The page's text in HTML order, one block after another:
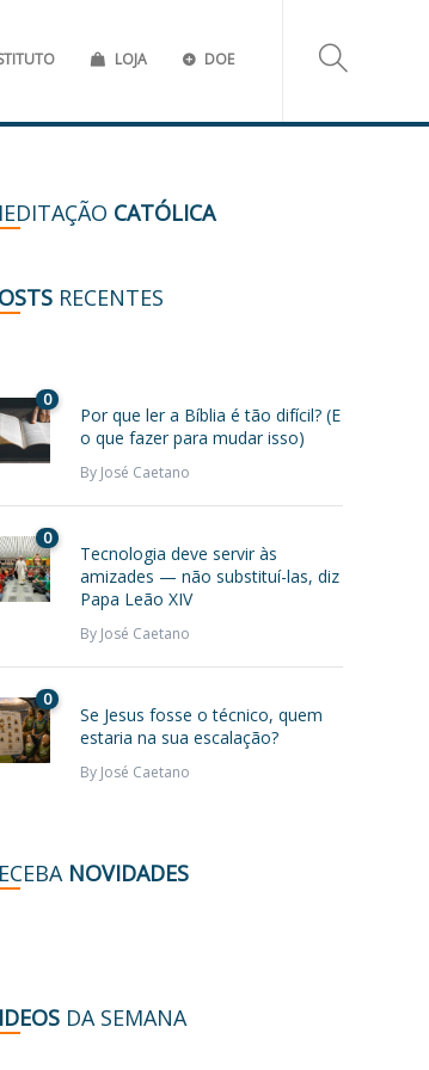
LOJA DOE
CATÓLICA
RECENTES
0
Por que ler a Bíblia é tão difícil? (E
o que fazer para mudar isso)
By José Caetano
0
Tecnologia deve servir às
amizades — não substituí-las, diz
Papa Leão XIV
By José Caetano
0
Se Jesus fosse o técnico, quem
estaria na sua escalação?
By José Caetano
NOVIDADES
DA SEMANA